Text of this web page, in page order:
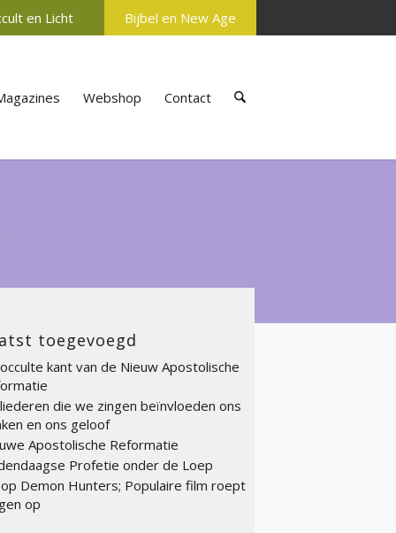
en Licht Bijbel en New Age
Webshop Contact
toegevoegd
kant van de Nieuw Apostolische
die we zingen beïnvloeden ons
en ons geloof
Apostolische Reformatie
Profetie onder de Loep
Demon Hunters; Populaire film roept
op